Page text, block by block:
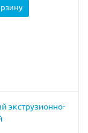
экструзионно-